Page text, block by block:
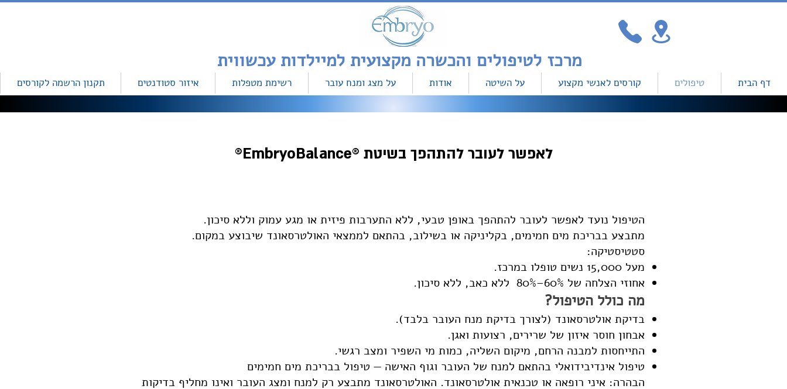
מרכז לטיפולים והכשרה מקצועית למיילדות עכשווית
דף הבית טיפולים קורסים לאנשי מקצוע על השיטה אודות על מצג ומנח עובר רשימת מטפלות איזור סטודנטים תקנון הרשמה לקורסים
לאפשר לעובר להתהפך בשיטת ®EmbryoBalance®
הטיפול נועד לאפשר לעובר להתהפך באופן טבעי, ללא התערבות פיזית או מגע עמוק וללא סיכון.
מתבצע בבריכת מים חמימים, בקליניקה או בשילוב, בהתאם לממצאי האולטרסאונד שיבוצע במקום.
סטטיסטיקה:
מעל 15,000 נשים טופלו במרכז.
אחוזי הצלחה של 60%–80% ללא כאב, ללא סיכון.
מה כולל הטיפול?
בדיקת אולטרסאונד (לצורך בדיקת מנח העובר בלבד).
אבחון חוסר איזון של שרירים, רצועות ואגן.
התייחסות למבנה הרחם, מיקום השליה, כמות מי השפיר ומצב רגשי.
טיפול אינדיבידואלי בהתאם למנח של העובר וגוף האישה — טיפול בבריכת מים חמימים
הבהרה: איני רופאה או טכנאית אולטרסאונד. האולטרסאונד מתבצע רק למנח ומצג העובר ואינו מחליף בדיקות